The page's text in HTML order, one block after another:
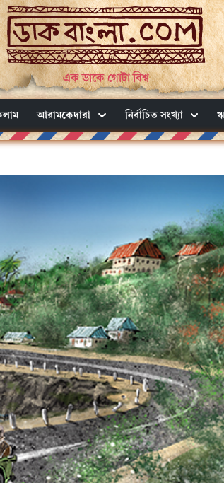
এক ডাকে গোটা বিশ্ব
আরামকেদারা নির্বাচিত সংখ্যা